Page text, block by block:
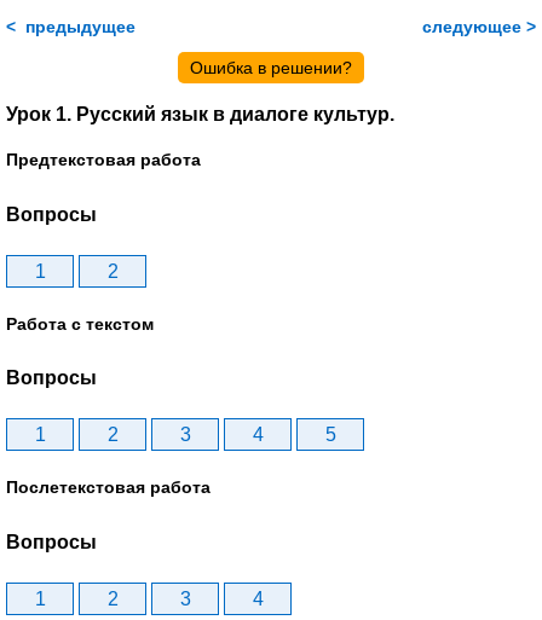
< предыдущее следующее >
Ошибка в решении?
Урок 1. Русский язык в диалоге культур.
Предтекстовая работа
Вопросы
1 2
Работа с текстом
Вопросы
1 2 3 4 5
Послетекстовая работа
Вопросы
1 2 3 4